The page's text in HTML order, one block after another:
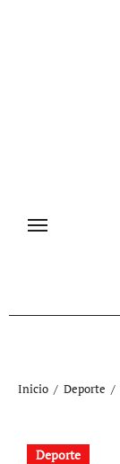
Inicio Deporte
Deporte